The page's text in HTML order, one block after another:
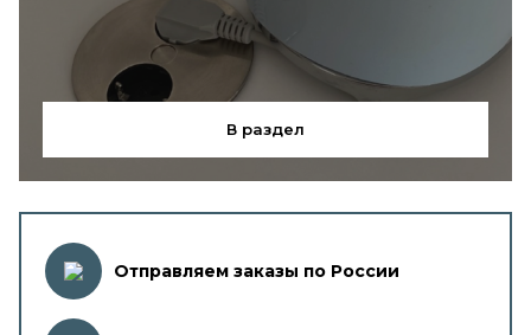
В раздел
Отправляем заказы по России